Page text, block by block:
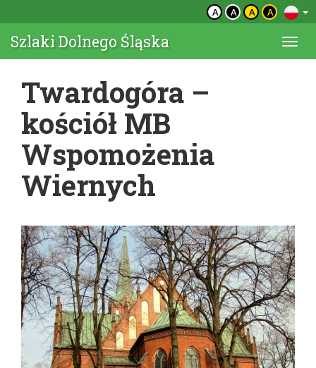
A A A A
Szlaki Dolnego Śląska
Twardogóra –
kościół MB
Wspomożenia
Wiernych